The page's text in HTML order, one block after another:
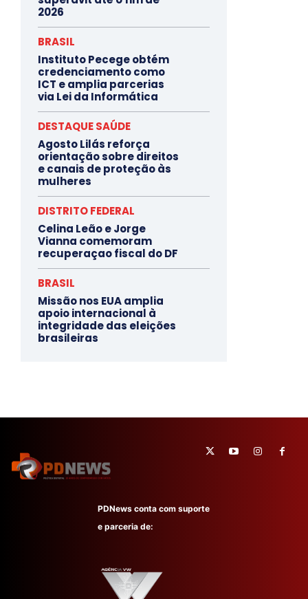
2026
BRASIL
Instituto Pecege obtém
credenciamento como
ICT e amplia parcerias
via Lei da Informática
DESTAQUE SAÚDE
Agosto Lilás reforça
orientação sobre direitos
e canais de proteção às
mulheres
DISTRITO FEDERAL
Celina Leão e Jorge
Vianna comemoram
recuperaçao fiscal do DF
BRASIL
Missão nos EUA amplia
apoio internacional à
integridade das eleições
brasileiras
PDNews conta com suporte
e parceria de: